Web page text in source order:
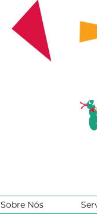
Sobre Nós